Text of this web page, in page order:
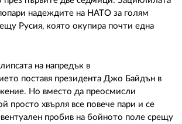
надеждите на НАТО за голям
Русия, която окупира почти една
на напредък в
поставя президента Джо Байдън в
Но вместо да преосмисли
просто хвърля все повече пари и се
пробив на бойното поле срещу